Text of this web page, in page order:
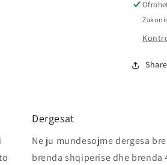
Share
Dergesat
Ne ju mundesojme dergesa
brenda shqiperise dhe brenda